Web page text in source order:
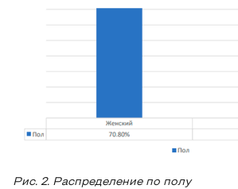
Рис. 2. Распределение по полу